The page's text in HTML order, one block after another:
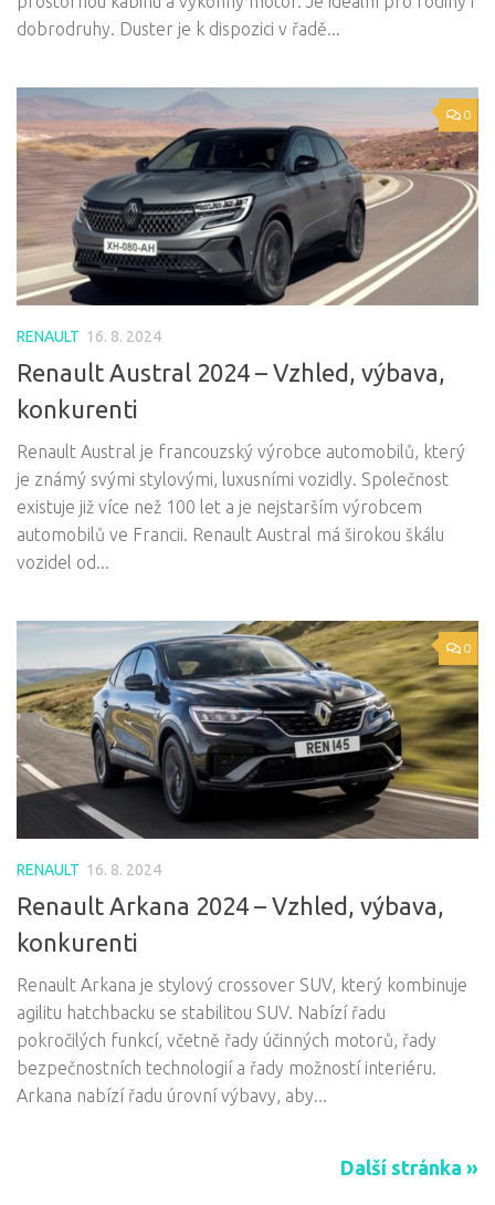
dobrodruhy. Duster je k dispozici v řadě...
0
RENAULT 16. 8. 2024
Renault Austral 2024 – Vzhled, výbava,
konkurenti
Renault Austral je francouzský výrobce automobilů, který
je známý svými stylovými, luxusními vozidly. Společnost
existuje již více než 100 let a je nejstarším výrobcem
automobilů ve Francii. Renault Austral má širokou škálu
vozidel od...
0
RENAULT 16. 8. 2024
Renault Arkana 2024 – Vzhled, výbava,
konkurenti
Renault Arkana je stylový crossover SUV, který kombinuje
agilitu hatchbacku se stabilitou SUV. Nabízí řadu
pokročilých funkcí, včetně řady účinných motorů, řady
bezpečnostních technologií a řady možností interiéru.
Arkana nabízí řadu úrovní výbavy, aby...
Další stránka »